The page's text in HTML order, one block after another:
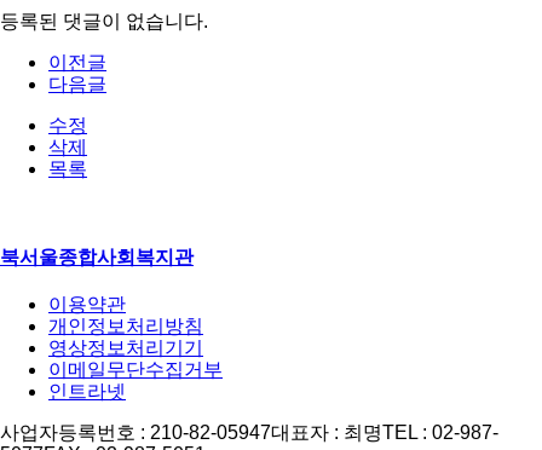
등록된 댓글이 없습니다.
이전글
다음글
수정
삭제
목록
북서울종합사회복지관
이용약관
개인정보처리방침
영상정보처리기기
이메일무단수집거부
인트라넷
사업자등록번호 : 210-82-05947대표자 : 최명TEL : 02-987-